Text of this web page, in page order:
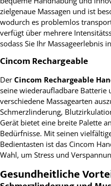
zielgenaue Massagen und ist
wodurch es problemlos
verfügt über mehrere
sodass Sie Ihr Massageerlebnis
Cincom Rechargeable
Der Cincom Rechargeable
seine wiederaufladbare Batterie
verschiedene Massagearten
Schmerzlinderung,
Gerät bietet eine breite Palette
Bedürfnisse. Mit seinen
Bedientasten ist das Cincom
Wahl, um Stress und
Gesundheitliche